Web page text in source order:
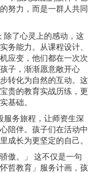
努力，而是一群人共同
除了心灵上的感动，这
务能力。从课程设计、
应变，他们都在一次次
子，渐渐愿意敞开心
转化为自然的互动。这
贵的教育实战历练，更
基础。
服务旅程，让师资生深
陪伴。孩子们在活动中
成长为更坚定的自己。
傲。」 这不仅是一句
哲教育」服务计画，孩